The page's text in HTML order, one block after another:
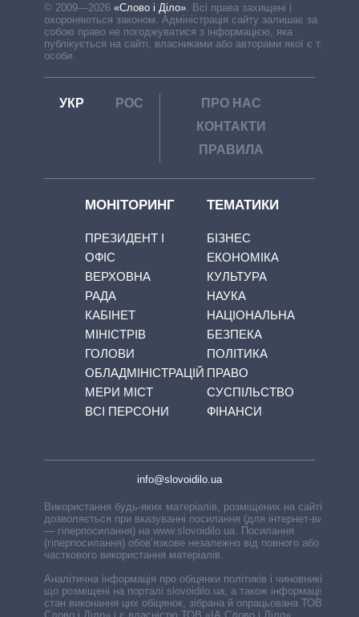
© 2009—2026 «Слово і Діло» Всі права захищені і
охороняються законом. Адміністрація сайту залишає за
собою право не погоджуватися з інформацією, яка
публікується на сайті, власниками або авторами якої є треті
особи.
УКР РОС
ПРО НАС
КОНТАКТИ
ПРАВИЛА
МОНІТОРИНГ
ПРЕЗИДЕНТ І
ОФІС
ВЕРХОВНА
РАДА
КАБІНЕТ
МІНІСТРІВ
ГОЛОВИ
ОБЛАДМІНІСТРАЦІЙ
МЕРИ МІСТ
ВСІ ПЕРСОНИ
ТЕМАТИКИ
БІЗНЕС
ЕКОНОМІКА
КУЛЬТУРА
НАУКА
НАЦІОНАЛЬНА
БЕЗПЕКА
ПОЛІТИКА
ПРАВО
СУСПІЛЬСТВО
ФІНАНСИ
info@slovoidilo.ua
Використання будь-яких матеріалів, розміщених на сайті,
дозволяється при вказуванні посилання (для інтернет-видань
— гіперпосилання) на www.slovoidilo.ua. Посилання
(гіперпосилання) обов’язкове незалежно від повного або
часткового використання матеріалів.
Аналітична інформація про обіцянки політиків і чиновників,
що розміщені на порталі slovoidilo.ua, а також інформація про
стан виконання цих обіцянок, зібрана й опрацьована ТОВ «ІА